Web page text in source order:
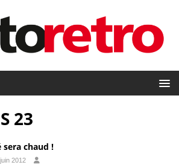
23
sera chaud !
2012